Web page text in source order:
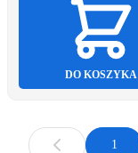
DO KOSZYKA
1